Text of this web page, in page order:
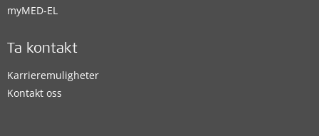
myMED‑EL
Ta kontakt
Karrieremuligheter
Kontakt oss